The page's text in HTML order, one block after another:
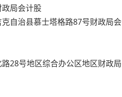
局会计股
自治县慕士塔格路87号财政局会
28号地区综合办公区地区财政局